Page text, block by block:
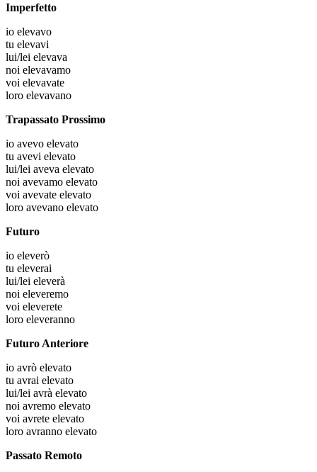
Imperfetto
io elevavo
tu elevavi
lui/lei elevava
noi elevavamo
voi elevavate
loro elevavano
Trapassato Prossimo
io avevo elevato
tu avevi elevato
lui/lei aveva elevato
noi avevamo elevato
voi avevate elevato
loro avevano elevato
Futuro
io eleverò
tu eleverai
lui/lei eleverà
noi eleveremo
voi eleverete
loro eleveranno
Futuro Anteriore
io avrò elevato
tu avrai elevato
lui/lei avrà elevato
noi avremo elevato
voi avrete elevato
loro avranno elevato
Passato Remoto